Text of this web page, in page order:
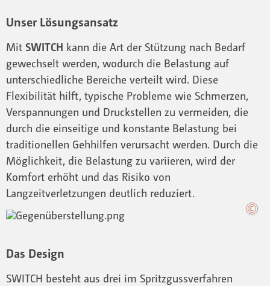
Unser Lösungsansatz
Mit SWITCH kann die Art der Stützung nach Bedarf
gewechselt werden, wodurch die Belastung auf
unterschiedliche Bereiche verteilt wird. Diese
Flexibilität hilft, typische Probleme wie Schmerzen,
Verspannungen und Druckstellen zu vermeiden, die
durch die einseitige und konstante Belastung bei
traditionellen Gehhilfen verursacht werden. Durch die
Möglichkeit, die Belastung zu variieren, wird der
Komfort erhöht und das Risiko von
Langzeitverletzungen deutlich reduziert.
Das Design
SWITCH besteht aus drei im Spritzgussverfahren